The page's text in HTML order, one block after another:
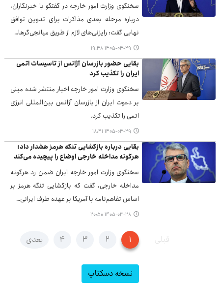
سخنگوی وزارت امور خارجه در گفتگو با خبرنگاران،
درباره مرحله بعدی مذاکرات برای تدوین توافق
نهایی گفت: رایزنی‌های لازم از طریق میانجی‌گرها…
۱۴۰۵-۰۳-۲۹ ۱۹:۳۸
بقایی حضور بازرسان آژانس از تاسیسات اتمی
ایران را تکذیب کرد
سخنگوی وزارت امور خارجه اخبار منتشر شده مبنی
بر دعوت ایران از بازرسان آژانس بین‌المللی انرژی
اتمی را تکذیب کرد.
۱۴۰۵-۰۳-۲۹ ۱۸:۴۱
بقایی درباره بازگشایی تنگه هرمز هشدار داد:
هرگونه مداخله خارجی اوضاع را پیچیده می‌کند
سخنگوی وزارت امور خارجه ایران ضمن رد هرگونه
مداخله خارجی، گفت که بازگشایی تنگه هرمز بر
اساس تفاهم‌نامه با آمریکا بر عهده طرف ایرانی…
۱۴۰۵-۰۳-۲۸ ۲۰:۵۰
قبلی ۱ ۲ ۳ ۴ بعدی
نسخه دسکتاپ